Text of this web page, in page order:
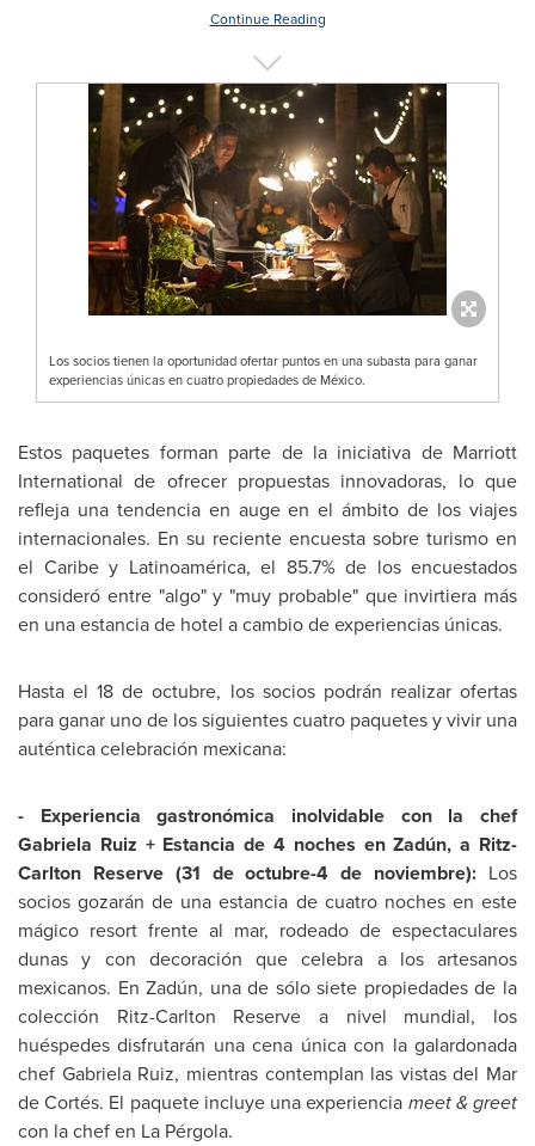
Continue Reading
Los socios tienen la oportunidad ofertar puntos en una subasta para ganar
experiencias únicas en cuatro propiedades de México.
Estos paquetes forman parte de la iniciativa de Marriott
International de ofrecer propuestas innovadoras, lo que
refleja una tendencia en auge en el ámbito de los viajes
internacionales. En su reciente encuesta sobre turismo en
el Caribey Latinoamérica, el 85.7% de los encuestados
consideró entre "algo" y "muy probable" que invirtiera más
en una estancia de hotel a cambio de experiencias únicas.
Hasta el 18 de octubre, los socios podrán realizar ofertas
para ganar uno de los siguientes cuatro paquetes y vivir una
auténtica celebración mexicana:
- Experiencia gastronómica inolvidable con la chef
Gabriela Ruiz + Estancia de 4 noches en Zadún, a Ritz-
Carlton Reserve (31 de octubre-4 de noviembre): Los
socios gozarán de una estancia de cuatro noches en este
mágico resort frente al mar, rodeado de espectaculares
dunas y con decoración que celebra a los artesanos
mexicanos. En Zadún, una de sólo siete propiedades de la
colección Ritz-Carlton Reserve a nivel mundial, los
huéspedes disfrutarán una cena única con la galardonada
chef Gabriela Ruiz, mientras contemplan las vistas del Mar
de Cortés. El paquete incluye una experiencia meet & greet
con la chef en La Pérgola.